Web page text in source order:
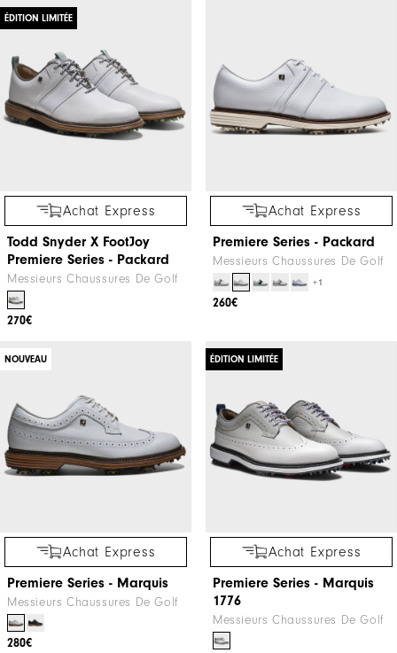
ÉDITION LIMITÉE
Achat Express
Todd Snyder X FootJoy
Premiere Series - Packard
Messieurs Chaussures De Golf
270€
Achat Express
Premiere Series - Packard
Messieurs Chaussures De Golf
+1
260€
NOUVEAU
Achat Express
Premiere Series - Marquis
Messieurs Chaussures De Golf
280€
ÉDITION LIMITÉE
Achat Express
Premiere Series - Marquis
1776
Messieurs Chaussures De Golf